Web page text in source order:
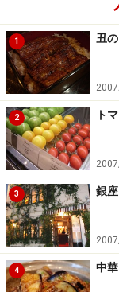
ェのみプラン」
月曜日に銀座を
チタイムを過ごせ
「たまには自分
を楽しみたい」
人とのおしゃべ
銀座でのショッ
を入れたいとき
■ Weekend
時間：【第1部
15：30（ドリン
1 丑
2 ト
3 銀
4 中